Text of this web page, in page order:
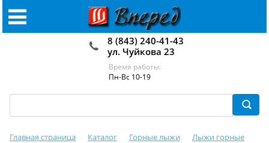
8 (843) 240-41-43
ул. Чуйкова 23
Время работы:
Пн-Вс 10-19
Главная страница Каталог Горные лыжи
Лыжи горные